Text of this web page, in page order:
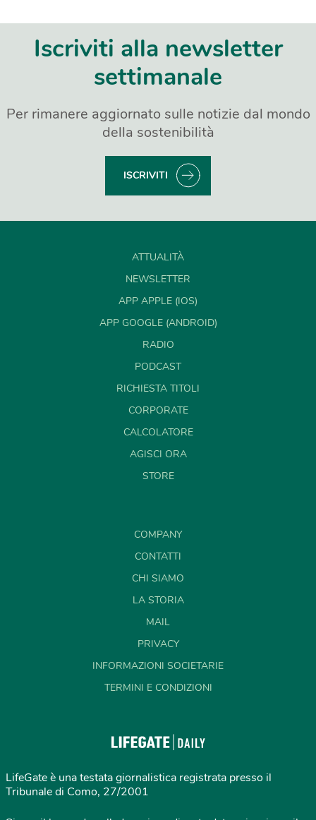
Iscriviti alla newsletter
settimanale
Per rimanere aggiornato sulle notizie dal mondo
della sostenibilità
ISCRIVITI
ATTUALITÀ
NEWSLETTER
APP APPLE (IOS)
APP GOOGLE (ANDROID)
RADIO
PODCAST
RICHIESTA TITOLI
CORPORATE
CALCOLATORE
AGISCI ORA
STORE
COMPANY
CONTATTI
CHI SIAMO
LA STORIA
MAIL
PRIVACY
INFORMAZIONI SOCIETARIE
TERMINI E CONDIZIONI
LifeGate è una testata giornalistica registrata presso il
Tribunale di Como, 27/2001